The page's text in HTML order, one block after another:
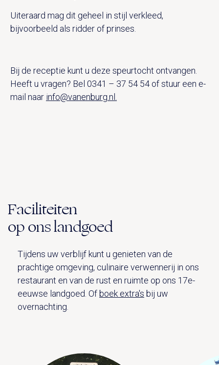
Uiteraard mag dit geheel in stijl verkleed,
bijvoorbeeld als ridder of prinses.
Bij de receptie kunt u deze speurtocht ontvangen.
Heeft u vragen? Bel 0341 – 37 54 54 of stuur een e-
mail naar info@vanenburg.nl.
Faciliteiten
op ons landgoed
Tijdens uw verblijf kunt u genieten van de
prachtige omgeving, culinaire verwennerij in ons
restaurant en van de rust en ruimte op ons 17e-
eeuwse landgoed. Of boek extra's bij uw
overnachting.